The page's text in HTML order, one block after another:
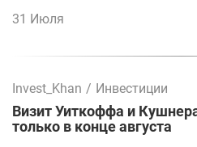
31 Июля
Invest_Khan / Инвестиции
Визит Уиткоффа и
только в конце августа